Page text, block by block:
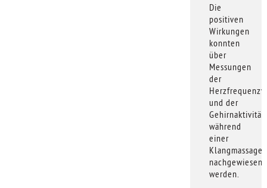
Die
positiven
Wirkungen
konnten
über
Messungen
der
und der
während
einer
Klangmassage
nachgewiesen
werden.